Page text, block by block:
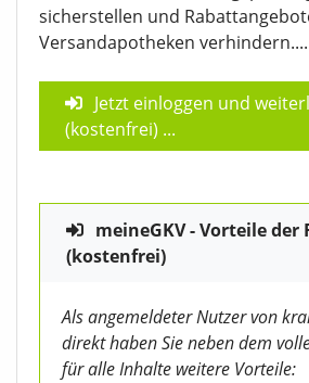
sicherstellen und
Versandapotheken verhindern....
Jetzt einloggen und
(kostenfrei) ...
meineGKV - Vorteile
(kostenfrei)
Als angemeldeter Nutzer von
direkt haben Sie neben dem
für alle Inhalte weitere Vorteile: